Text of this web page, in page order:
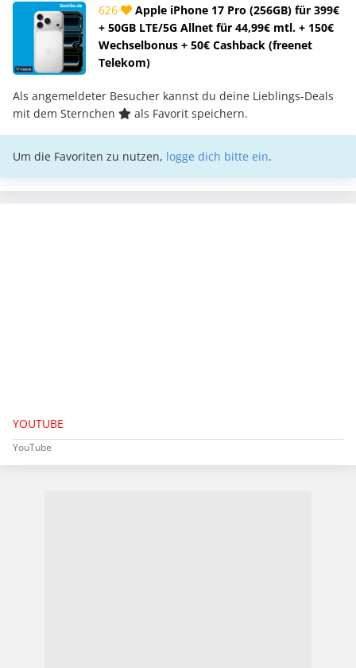
626
Apple iPhone 17 Pro (256GB) für 399€
+ 50GB LTE/5G Allnet für 44,99€ mtl. + 150€
Wechselbonus + 50€ Cashback (freenet
Telekom)
Als angemeldeter Besucher kannst du deine Lieblings-Deals
mit dem Sternchen
als Favorit speichern.
Um die Favoriten zu nutzen, logge dich bitte ein.
YOUTUBE
YouTube